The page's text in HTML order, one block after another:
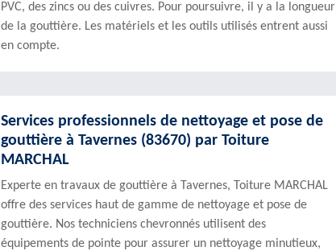
PVC, des zincs ou des cuivres. Pour poursuivre, il y a la longueur
de la gouttière. Les matériels et les outils utilisés entrent aussi
en compte.
Services professionnels de nettoyage et pose de
gouttière à Tavernes (83670) par Toiture
MARCHAL
Experte en travaux de gouttière à Tavernes, Toiture MARCHAL
offre des services haut de gamme de nettoyage et pose de
gouttière. Nos techniciens chevronnés utilisent des
équipements de pointe pour assurer un nettoyage minutieux,